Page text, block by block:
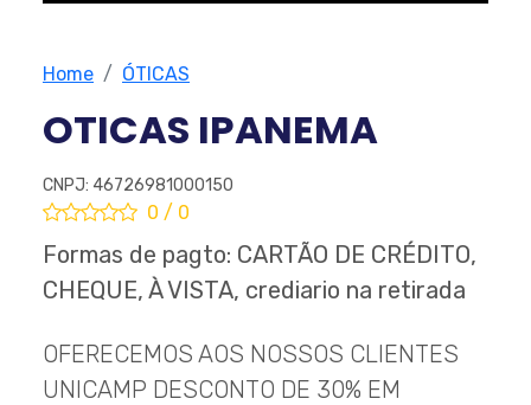
Home ÓTICAS
OTICAS IPANEMA
CNPJ: 46726981000150
0 / 0
Formas de pagto: CARTÃO DE CRÉDITO,
CHEQUE, À VISTA, crediario na retirada
OFERECEMOS AOS NOSSOS CLIENTES
UNICAMP DESCONTO DE 30% EM